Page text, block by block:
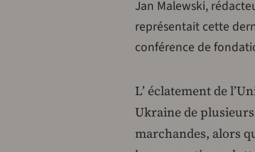
Jan Malewski,
représentait cette
conférence de
L’ éclatement de
Ukraine de
marchandes, alors